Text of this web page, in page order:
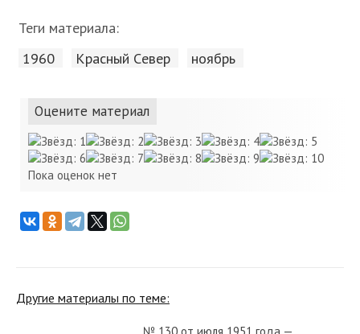
Теги материала:
1960 Красный Cевер ноябрь
Оцените материал
Пока оценок нет
Другие материалы по теме: